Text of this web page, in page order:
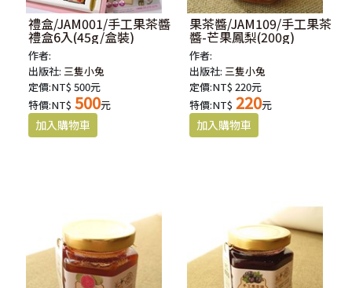
禮盒/JAM001/手工果茶醬
禮盒6入(45g/盒裝)
作者:
出版社:三隻小兔
定價:NT$ 500元
特價:NT$ 500元
果茶醬/JAM109/手工果茶
醬-芒果鳳梨(200g)
作者:
出版社:三隻小兔
定價:NT$ 220元
特價:NT$ 220元